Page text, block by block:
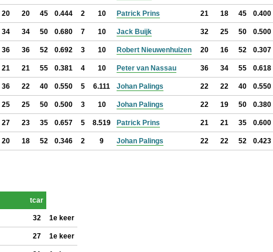
20 20 45 0.444 2 10 Patrick Prins 21 18 45 0.400
34 34 50 0.680 7 10 Jack Buijk 32 25 50 0.500
36 36 52 0.692 3 10 Robert Nieuwenhuizen 20 16 52 0.307
21 21 55 0.381 4 10 Peter van Nassau 36 34 55 0.618
36 22 40 0.550 5 6.111 Johan Palings 22 22 40 0.550
25 25 50 0.500 3 10 Johan Palings 22 19 50 0.380
27 23 35 0.657 5 8.519 Patrick Prins 21 21 35 0.600
20 18 52 0.346 2 9 Johan Palings 22 22 52 0.423
tcar
32 1e keer
27 1e keer